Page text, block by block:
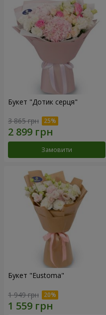
Букет "Дотик серця"
3 865 грн
Замовити
Букет "Eustoma"
1 949 грн